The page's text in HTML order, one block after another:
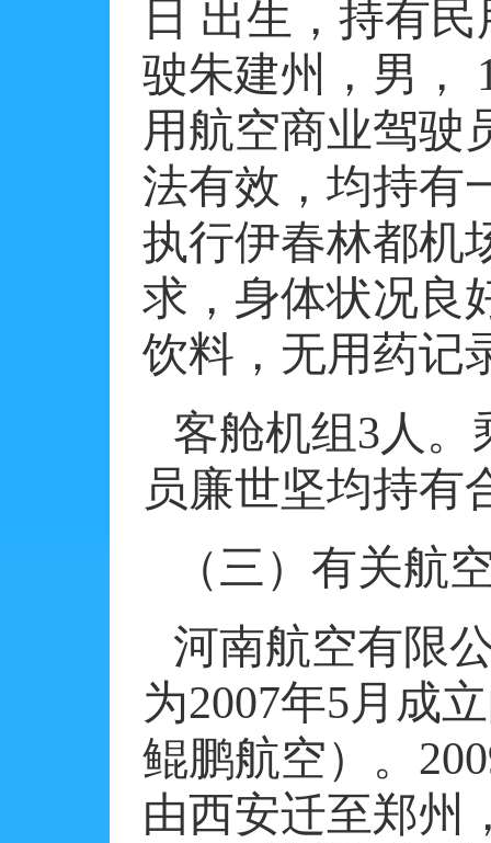
日 出生，持有
驶朱建州，男，
用航空商业驾驶
法有效，均持有
执行伊春林都机
求，身体状况良
饮料，无用药记
客舱机组 3人
员廉世坚均持有
（三）有关航
河南航空有限
为2007年5月成
鲲鹏航空）。
由西安迁至郑州